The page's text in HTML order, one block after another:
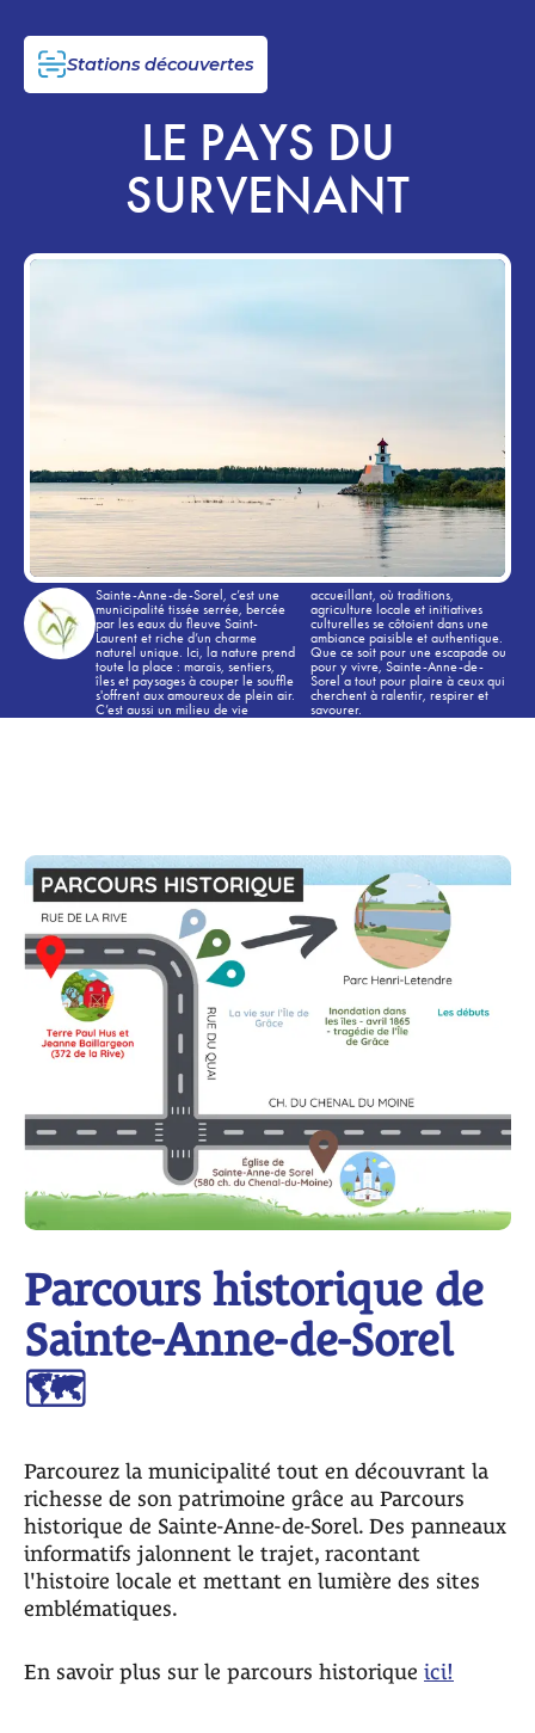
Stations découvertes
LE PAYS DU
SURVENANT
Sainte-Anne-de-Sorel, c’est une
municipalité tissée serrée, bercée
par les eaux du fleuve Saint-
Laurent et riche d’un charme
naturel unique. Ici, la nature prend
toute la place : marais, sentiers,
îles et paysages à couper le souffle
s'offrent aux amoureux de plein air.
C’est aussi un milieu de vie
accueillant, où traditions,
agriculture locale et initiatives
culturelles se côtoient dans une
ambiance paisible et authentique.
Que ce soit pour une escapade ou
pour y vivre, Sainte-Anne-de-
Sorel a tout pour plaire à ceux qui
cherchent à ralentir, respirer et
savourer.
Parcours historique de
Sainte-Anne-de-Sorel
🗺️
Parcourez la municipalité tout en découvrant la
richesse de son patrimoine grâce au Parcours
historique de Sainte-Anne-de-Sorel. Des panneaux
informatifs jalonnent le trajet, racontant
l'histoire locale et mettant en lumière des sites
emblématiques.
En savoir plus sur le parcours historique ici!